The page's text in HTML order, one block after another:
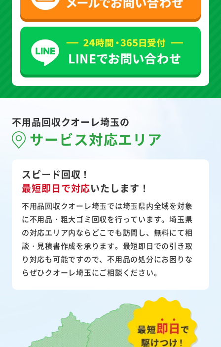
不用品回収クオーレ埼玉の
サービス対応エリア
スピード回収！
最短即日で対応いたします！
不用品回収クオーレ埼玉では埼玉県内全域を対象
に不用品・粗大ゴミ回収を行っています。埼玉県
の対応エリア内ならどこでも訪問し、無料にて相
談・見積書作成を承ります。最短即日での引き取
り対応も可能ですので、不用品の処分にお困りな
らぜひクオーレ埼玉にご相談ください。